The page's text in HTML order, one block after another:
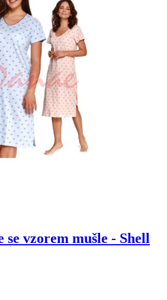
se vzorem mušle - Shell